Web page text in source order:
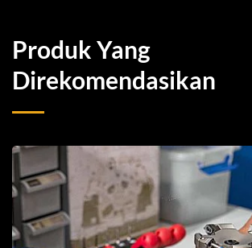
Produk Yang
Direkomendasikan